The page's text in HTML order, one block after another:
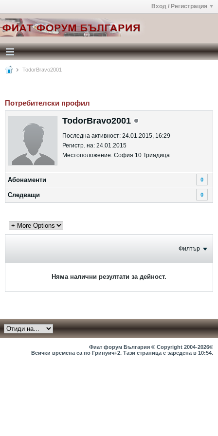
Вход / Регистрация
TodorBravo2001
Потребителски профил
TodorBravo2001
Последна активност: 24.01.2015, 16:29
Регистр. на: 24.01.2015
Местоположение: София 10 Триадица
Абонаменти 0
Следващи 0
Филтър
Няма налични резултати за дейност.
Фиат форум България ® Copyright 2004-2026©
Всички времена са по Гринуич+2. Тази страница е заредена в 10:54.